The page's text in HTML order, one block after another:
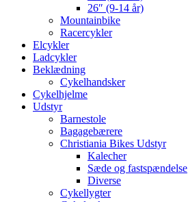
26″ (9-14 år)
Mountainbike
Racercykler
Elcykler
Ladcykler
Beklædning
Cykelhandsker
Cykelhjelme
Udstyr
Barnestole
Bagagebærere
Christiania Bikes Udstyr
Kalecher
Sæde og fastspændelse
Diverse
Cykellygter